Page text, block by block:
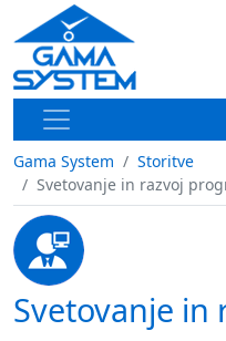
Gama System
Storitve
Svetovanje in razvoj
Svetovanje in